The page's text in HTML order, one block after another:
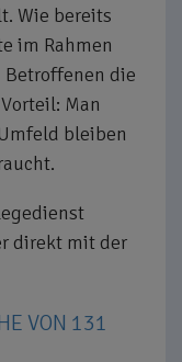
Wie bereits
im Rahmen
die
Man
bleiben
direkt mit der
VON 131